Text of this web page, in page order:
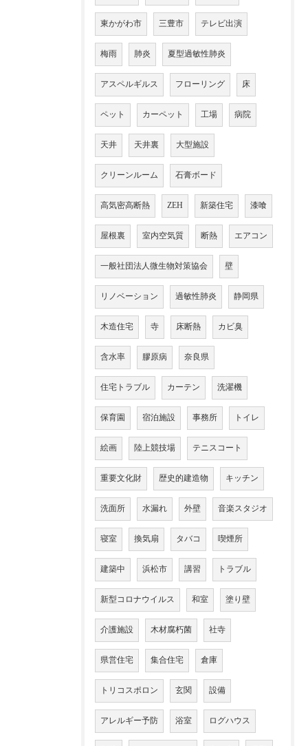
東かがわ市 三豊市 テレビ出演
梅雨 肺炎 夏型過敏性肺炎
アスペルギルス フローリング 床
ペット カーペット 工場 病院
天井 天井裏 大型施設
クリーンルーム 石膏ボード
高気密高断熱 ZEH 新築住宅 漆喰
屋根裏 室内空気質 断熱 エアコン
一般社団法人微生物対策協会 壁
リノベーション 過敏性肺炎 静岡県
木造住宅 寺 床断熱 カビ臭
含水率 膠原病 奈良県
住宅トラブル カーテン 洗濯機
保育園 宿泊施設 事務所 トイレ
絵画 陸上競技場 テニスコート
重要文化財 歴史的建造物 キッチン
洗面所 水漏れ 外壁 音楽スタジオ
寝室 換気扇 タバコ 喫煙所
建築中 浜松市 講習 トラブル
新型コロナウイルス 和室 塗り壁
介護施設 木材腐朽菌 社寺
県営住宅 集合住宅 倉庫
トリコスポロン 玄関 設備
アレルギー予防 浴室 ログハウス